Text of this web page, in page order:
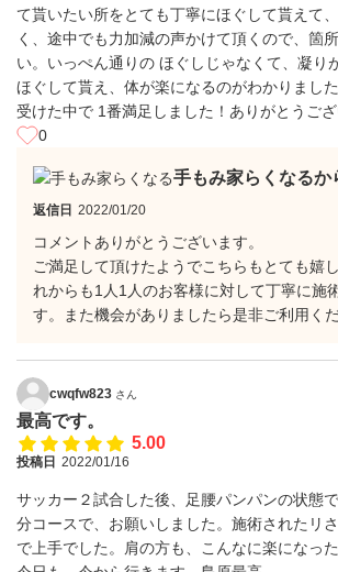
て貰いたい所をとても丁寧にほぐして貰えて
く、途中でも力加減の声かけて頂くので、箇
い。いっぺん通りの ほぐしじゃなくて、凝り
ほぐして貰え、体が楽になるのがわかりまし
受けた中で 1番満足しました！ありがとうござ
0
手もみ家らくなるか
返信日 2022/01/20
コメントありがとうございます。
ご満足して頂けたようでこちらもとても嬉
れからも1人1人のお客様に対して丁寧に施
す。また機会がありましたら是非ご利用くだ
cwqfw823 さん
最高です。
5.00
投稿日 2022/01/16
サッカー２試合した後、足腰パンパンの状態
分コースで、お願いしました。施術されたリ
で上手でした。肩の方も、こんなに楽になっ